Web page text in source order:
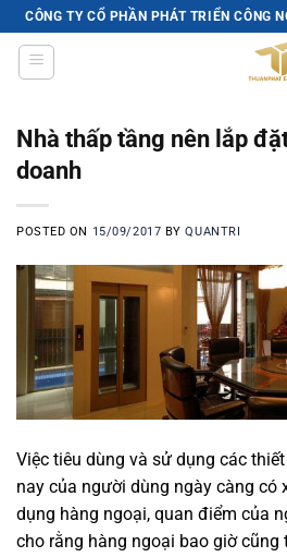
Skip
to
content
CÔNG TY CỔ PHẦN PHÁT TRIỂN CÔNG
Nhà thấp tầng nên lắp
doanh
POSTED ON 15/09/2017 BYQUANTRI
Việc tiêu dùng và sử dụng các
nay của người dùng ngày càng có
dụng hàng ngoại, quan điểm của
cho rằng hàng ngoại bao giờ cũng